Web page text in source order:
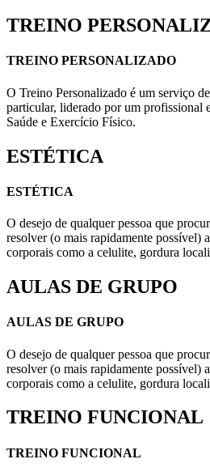
TREINO
TREINO PERSONALIZADO
O Treino Personalizado é um serviço
particular, liderado por um profissional
Saúde e Exercício Físico.
ESTÉTICA
ESTÉTICA
O desejo de qualquer pessoa que
resolver (o mais rapidamente possível)
corporais como a celulite, gordura
AULAS DE GRUPO
AULAS DE GRUPO
O desejo de qualquer pessoa que
resolver (o mais rapidamente possível)
corporais como a celulite, gordura
TREINO FUNCIONAL
TREINO FUNCIONAL